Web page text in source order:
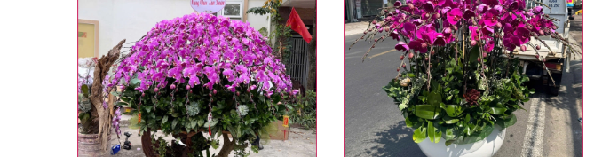
Lưu ý trước khi đặt hàng
• Về cây hoa: Một chậu hoa lan hồ điệp đẹp và hoàn chỉnh sẽ được
khác nhau đôi chút giữa sản phẩm thực tế và trên hình. Cây hoa lan
nhiều, nở ít khi shop có sẵn nên sẽ thay đổi về độ dầy hoa, thưa hoa và
• Về kiểu dáng & phụ kiện: Beautiful Orchids cam kết sản phẩm được
nếu có thay đổi về màu sắc hoa và kiểu chậu cũng như phụ kiện trang
loại hoa và phụ kiện thay thế, vẫn giữ nguyên mức giá không thay đổi.